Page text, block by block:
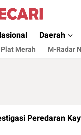
Negeri ( Berita Aktual
Daerah
Plat Merah M-Radar
Peredaran